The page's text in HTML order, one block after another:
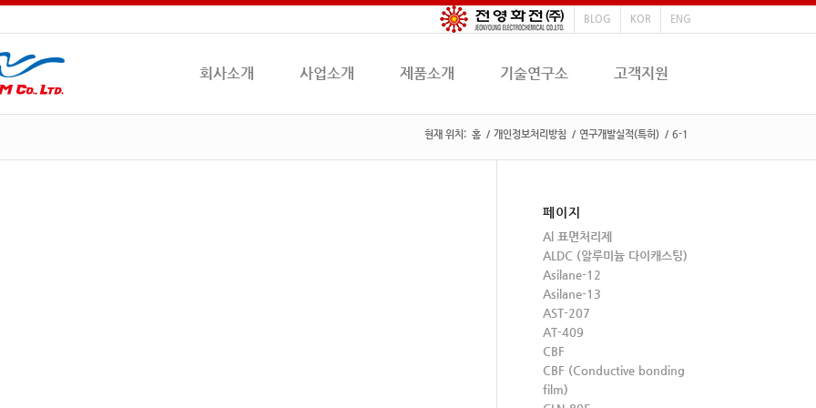
BLOG KOR ENG
회사소개 사업소개 제품소개 기술연구소 고객지원
현재 위치: 홈 / 개인정보처리방침 / 연구개발실적(특허) / 6-1
페이지
Al 표면처리제
ALDC (알루미늄 다이캐스팅)
Asilane-12
Asilane-13
AST-207
AT-409
CBF
CBF (Conductive bonding
film)